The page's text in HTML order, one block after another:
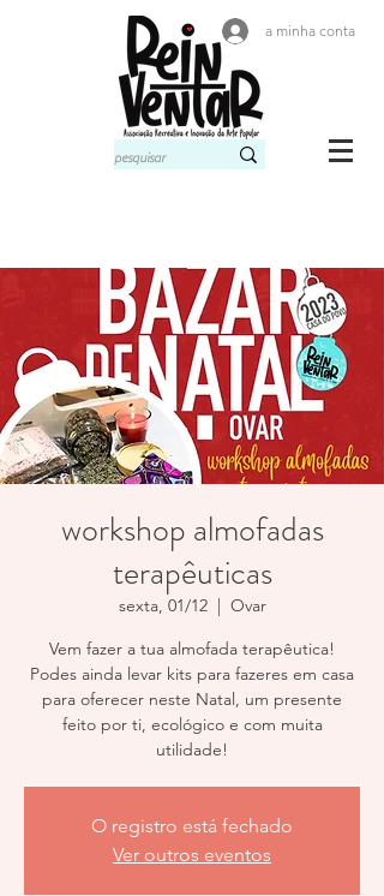
a minha conta
workshop almofadas
terapêuticas
sexta, 01/12
  |
Ovar
Vem fazer a tua almofada terapêutica!
Podes ainda levar kits para fazeres em casa
para oferecer neste Natal, um presente
feito por ti, ecológico e com muita
utilidade!
O registro está fechado
Ver outros eventos